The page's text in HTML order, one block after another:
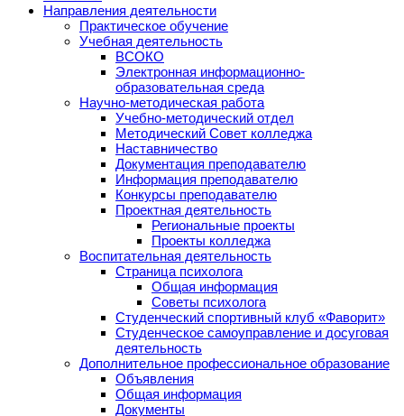
Направления деятельности
Практическое обучение
Учебная деятельность
ВСОКО
Электронная информационно-
образовательная среда
Научно-методическая работа
Учебно-методический отдел
Методический Совет колледжа
Наставничество
Документация преподавателю
Информация преподавателю
Конкурсы преподавателю
Проектная деятельность
Региональные проекты
Проекты колледжа
Воспитательная деятельность
Страница психолога
Общая информация
Советы психолога
Студенческий спортивный клуб «Фаворит»
Студенческое самоуправление и досуговая
деятельность
Дополнительное профессиональное образование
Объявления
Общая информация
Документы